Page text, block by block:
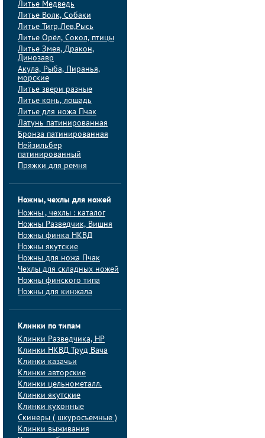
Литье Медведь
Литье Волк, Собаки
Литье Тигр,Лев,Рысь
Литье Орёл, Сокол, птицы
Литье Змея, Дракон,
Динозавр
Акула, Рыба, Пиранья,
морские
Литье звери разные
Литье конь, лошадь
Литье для ножа Пчак
Латунь патинированная
Бронза патинированная
Нейзильбер
патинированный
Пряжки для ремня
Ножны, чехлы для ножей
Ножны , чехлы : каталог
Ножны Разведчик, Вишня
Ножны финка НКВД
Ножны якутские
Ножны для ножа Пчак
Чехлы для складных ножей
Ножны финского типа
Ножны для кинжала
Клинки по типам
Клинки Pазведчика, НP
Клинки НКВД Труд Вача
Клинки казачьи
Клинки авторские
Клинки цельнометалл.
Клинки якутские
Клинки кухонные
Скинеры ( шкуросъемные )
Клинки выживания